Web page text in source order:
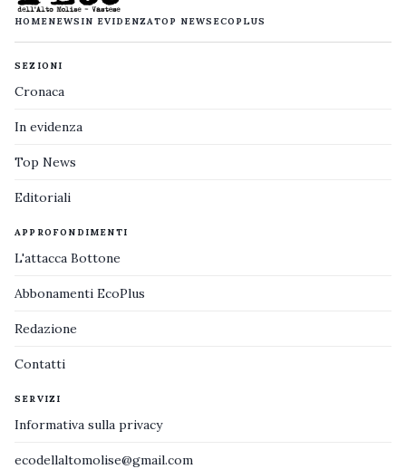
HOMENEWS IN EVIDENZATOP NEWS ECOPLUS
SEZIONI
Cronaca
In evidenza
Top News
Editoriali
APPROFONDIMENTI
L'attacca Bottone
Abbonamenti EcoPlus
Redazione
Contatti
SERVIZI
Informativa sulla privacy
ecodellaltomolise@gmail.com